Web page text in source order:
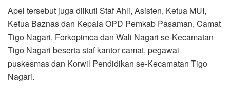
Apel tersebut juga diikuti Staf Ahli, Asisten, Ketua MUI,
Ketua Baznas dan Kepala OPD Pemkab Pasaman, Camat
Tigo Nagari, Forkopimca dan Wali Nagari se-Kecamatan
Tigo Nagari beserta staf kantor camat, pegawai
puskesmas dan Korwil Pendidikan se-Kecamatan Tigo
Nagari.